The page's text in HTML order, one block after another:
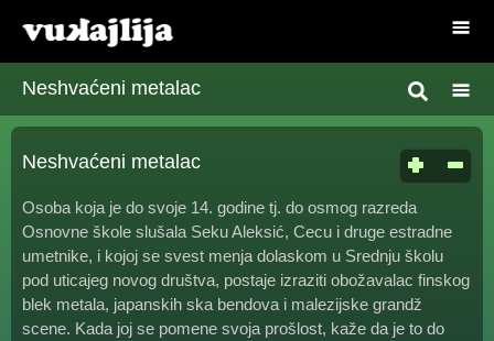
Neshvaćeni metalac
Neshvaćeni metalac
Osoba koja je do svoje 14. godine tj. do osmog razreda
Osnovne škole slušala Seku Aleksić, Cecu i druge estradne
umetnike, i kojoj se svest menja dolaskom u Srednju školu
pod uticajeg novog društva, postaje izraziti obožavalac finskog
blek metala, japanskih ska bendova i malezijske grandž
scene. Kada joj se pomene svoja prošlost, kaže da je to do